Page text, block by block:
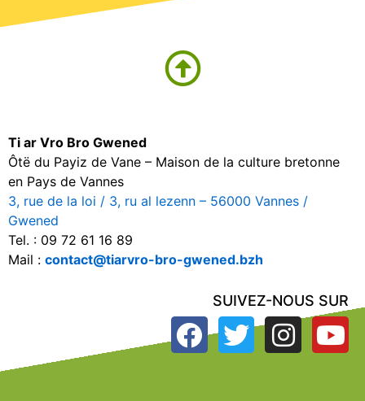
Ti ar Vro Bro Gwened
Ôtë du Payiz de Vane – Maison de la culture bretonne
en Pays de Vannes
3, rue de la loi / 3, ru al lezenn – 56000 Vannes /
Gwened
Tel. : 09 72 61 16 89
Mail : contact@tiarvro-bro-gwened.bzh
SUIVEZ-NOUS SUR